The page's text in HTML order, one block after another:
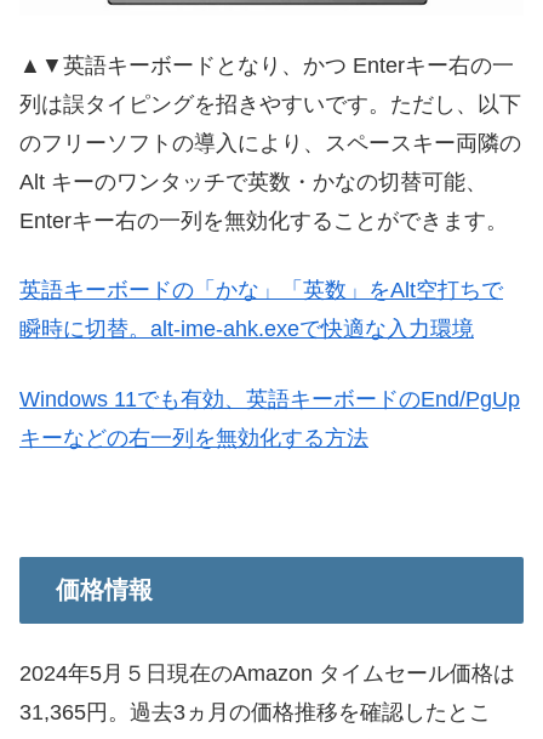
▲▼英語キーボードとなり、かつ Enterキー右の一
列は誤タイピングを招きやすいです。ただし、以下
のフリーソフトの導入により、スペースキー両隣の
Alt キーのワンタッチで英数・かなの切替可能、
Enterキー右の一列を無効化することができます。
英語キーボードの「かな」「英数」をAlt空打ちで
瞬時に切替。alt-ime-ahk.exeで快適な入力環境
Windows 11でも有効、英語キーボードのEnd/PgUp
キーなどの右一列を無効化する方法
価格情報
2024年5月５日現在のAmazon タイムセール価格は
31,365円。過去3ヵ月の価格推移を確認したとこ